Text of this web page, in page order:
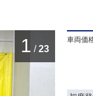
1 / 23
車両価